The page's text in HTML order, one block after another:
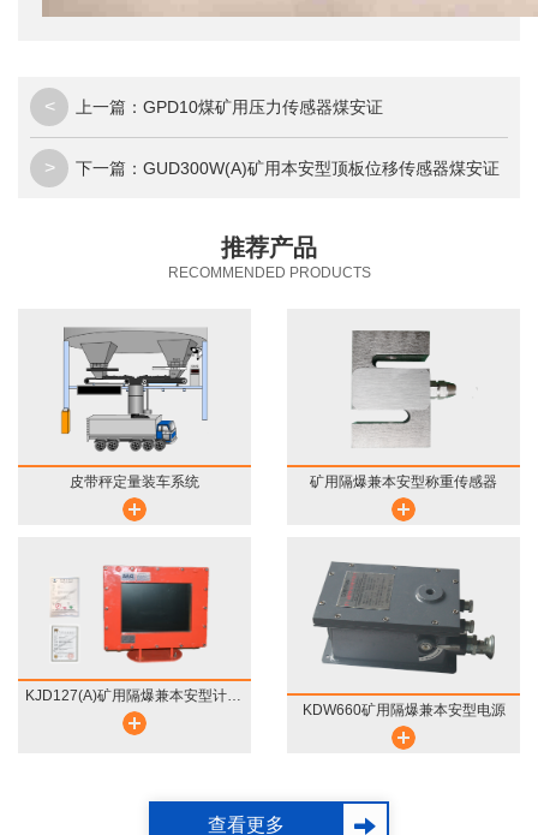
< 上一篇： GPD10煤矿用压力传感器煤安证
> 下一篇： GUD300W(A)矿用本安型顶板位移传感器煤安证
推荐产品
RECOMMENDED PRODUCTS
皮带秤定量装车系统 矿用隔爆兼本安型称重传感器
KJD127(A)矿用隔爆兼本安型计算机
KDW660矿用隔爆兼本安型电源
查看更多